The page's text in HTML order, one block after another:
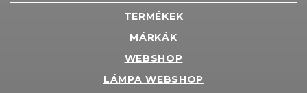
TERMÉKEK
MÁRKÁK
WEBSHOP
LÁMPA WEBSHOP